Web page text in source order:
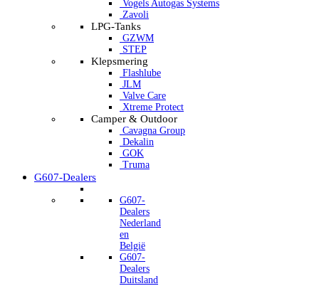
Vogels Autogas Systems
Zavoli
LPG-Tanks
GZWM
STEP
Klepsmering
Flashlube
JLM
Valve Care
Xtreme Protect
Camper & Outdoor
Cavagna Group
Dekalin
GOK
Truma
G607-Dealers
G607-
Dealers
Nederland
en
België
G607-
Dealers
Duitsland